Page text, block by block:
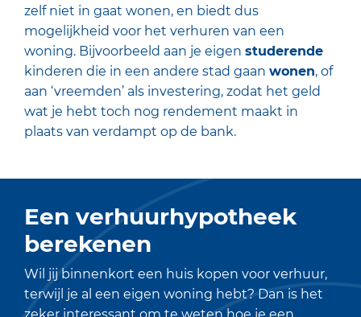
zelf niet in gaat wonen, en biedt dus
mogelijkheid voor het verhuren van een
woning. Bijvoorbeeld aan je eigen studerende
kinderen die in een andere stad gaan wonen, of
aan ‘vreemden’ als investering, zodat het geld
wat je hebt toch nog rendement maakt in
plaats van verdampt op de bank.
Een verhuurhypotheek
berekenen
Wil jij binnenkort een huis kopen voor verhuur,
terwijl je al een eigen woning hebt? Dan is het